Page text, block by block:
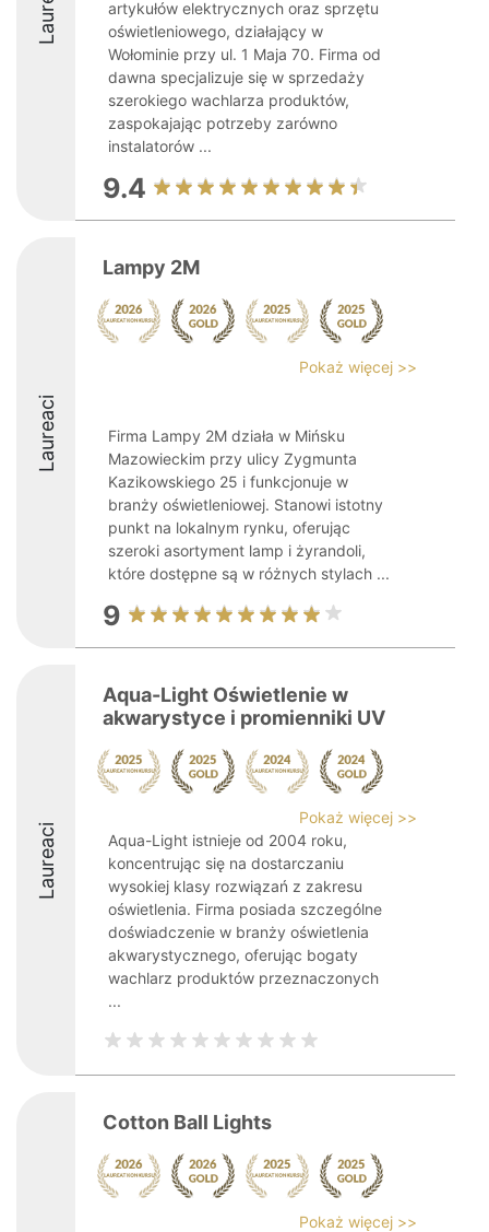
artykułów elektrycznych oraz sprzętu
oświetleniowego, działający w
Wołominie przy ul. 1 Maja 70. Firma od
dawna specjalizuje się w sprzedaży
szerokiego wachlarza produktów,
zaspokajając potrzeby zarówno
instalatorów ...
9.4
Laureaci
Lampy 2M
Pokaż więcej >>
Firma Lampy 2M działa w Mińsku
Mazowieckim przy ulicy Zygmunta
Kazikowskiego 25 i funkcjonuje w
branży oświetleniowej. Stanowi istotny
punkt na lokalnym rynku, oferując
szeroki asortyment lamp i żyrandoli,
które dostępne są w różnych stylach ...
9
Laureaci
Aqua-Light Oświetlenie w
akwarystyce i promienniki UV
Pokaż więcej >>
Aqua-Light istnieje od 2004 roku,
koncentrując się na dostarczaniu
wysokiej klasy rozwiązań z zakresu
oświetlenia. Firma posiada szczególne
doświadczenie w branży oświetlenia
akwarystycznego, oferując bogaty
wachlarz produktów przeznaczonych
...
Cotton Ball Lights
Pokaż więcej >>